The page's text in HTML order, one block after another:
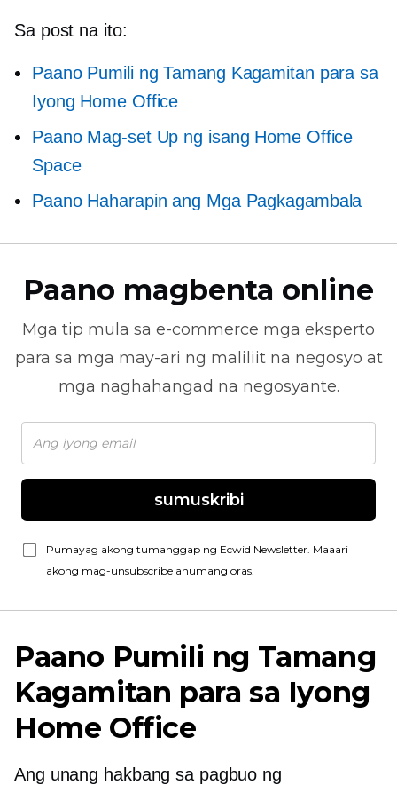
Sa post na ito:
Paano Pumili ng Tamang Kagamitan para sa
Iyong Home Office
Paano Mag-set Up ng isang Home Office
Space
Paano Haharapin ang Mga Pagkagambala
Paano magbenta online
Mga tip mula sa e-commerce mga eksperto
para sa mga may-ari ng maliliit na negosyo at
mga naghahangad na negosyante.
sumuskribi
Pumayag akong tumanggap ng Ecwid Newsletter. Maaari
akong mag-unsubscribe anumang oras.
Paano Pumili ng Tamang
Kagamitan para sa Iyong
Home Office
Ang unang hakbang sa pagbuo ng